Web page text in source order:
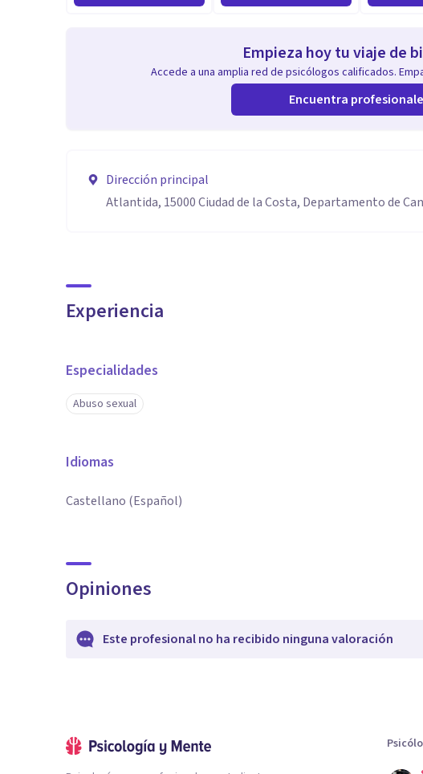
Empieza hoy tu viaje de
Accede a una amplia red de psicólogos calificados.
Encuentra
Dirección principal
Atlantida, 15000 Ciudad de la Costa, Departamento de
Experiencia
Especialidades
Abuso sexual
Idiomas
Castellano (Español)
Opiniones
Este profesional no ha recibido ninguna valoración